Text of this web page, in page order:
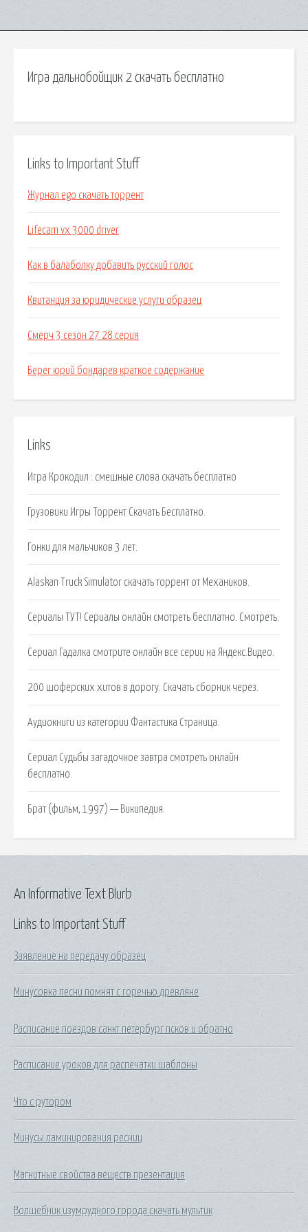
Игра дальнобойщик 2 скачать бесплатно
Links to Important Stuff
Журнал ego скачать торрент
Lifecam vx 3000 driver
Как в балаболку добавить русский голос
Квитанция за юридические услуги образец
Смерч 3 сезон 27 28 серия
Берег юрий бондарев краткое содержание
Links
Игра Крокодил : смешные слова скачать бесплатно
Грузовики Игры Торрент Скачать Бесплатно.
Гонки для мальчиков 3 лет.
Alaskan Truck Simulator скачать торрент от Механиков.
Сериалы ТУТ! Сериалы онлайн смотреть бесплатно. Смотреть.
Сериал Гадалка смотрите онлайн все серии на Яндекс.Видео.
200 шоферских хитов в дорогу. Скачать сборник через.
Аудиокниги из категории Фантастика Страница.
Сериал Судьбы загадочное завтра смотреть онлайн
бесплатно.
Брат (фильм, 1997) — Википедия.
Links to Important Stuff
Заявление на передачу образец
Минусовка песни помнят с горечью древляне
Расписание поездов санкт петербург псков и обратно
Расписание уроков для распечатки шаблоны
Что с рутором
Минусы ламинирования ресниц
Магнитные свойства веществ презентация
Волшебник изумрудного города скачать мультик
An Informative Text Blurb